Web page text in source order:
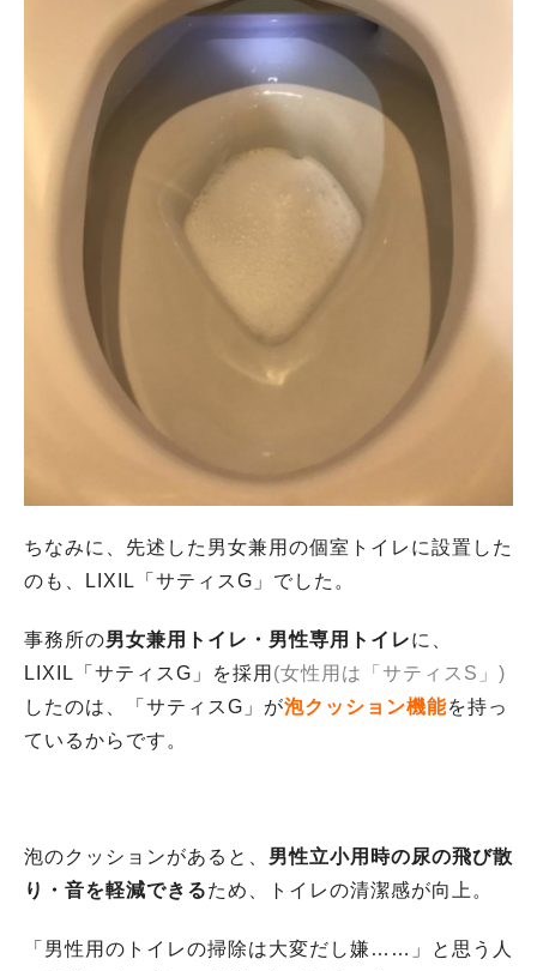
ちなみに、先述した男女兼用の個室トイレに設置した
のも、LIXIL「サティスG」でした。
事務所の男女兼用トイレ・男性専用トイレに、
LIXIL「サティスG」を採用 (女性用は「サティスS」)
したのは、「サティスG」が泡クッション機能を持っ
ているからです。
泡のクッションがあると、 男性立小用時の尿の飛び散
り・音を軽減できるため、トイレの清潔感が向上。
「男性用のトイレの掃除は大変だし嫌……」と思う人